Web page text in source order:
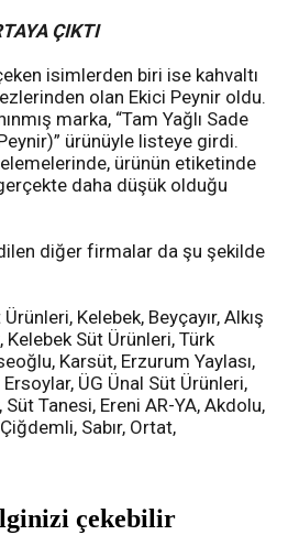
ÇIKTI
isimlerden biri ise kahvaltı
olan Ekici Peynir oldu.
marka, “Tam Yağlı Sade
ürünüyle listeye girdi.
ürünün etiketinde
daha düşük olduğu
diğer firmalar da şu şekilde
Kelebek, Beyçayır, Alkış
Kelebek Süt Ürünleri, Türk
Karsüt, Erzurum Yaylası,
ÜG Ünal Süt Ürünleri,
Tanesi, Ereni AR-YA, Akdolu,
Sabır, Ortat,
çekebilir